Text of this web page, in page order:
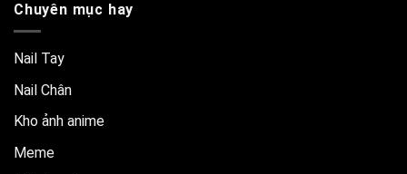
Chuyên mục hay
Nail Tay
Nail Chân
Kho ảnh anime
Meme